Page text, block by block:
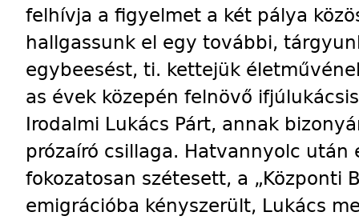
felhívja a figyelmet a két pálya
hallgassunk el egy további,
egybeesést, ti. kettejük
as évek közepén felnövő
Irodalmi Lukács Párt, annak
prózaíró csillaga. Hatvannyolc után
fokozatosan szétesett, a „Központi
emigrációba kényszerült, Lukács